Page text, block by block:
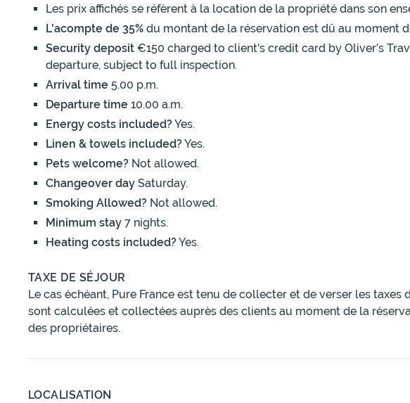
Les prix affichés se réfèrent à la location de la propriété dans son
L'acompte de 35% du montant de la réservation est dû au moment
Security deposit €150 charged to client's credit card by Oliver’s
departure, subject to full inspection.
Arrival time 5.00 p.m.
Departure time 10.00 a.m.
Energy costs included?Yes.
Linen & towels included?Yes.
Pets welcome? Not allowed.
Changeover day Saturday.
Smoking Allowed? Not allowed.
Minimum stay 7 nights.
Heating costs included?Yes.
TAXE DE SÉJOUR
Le cas échéant, Pure France est tenu de collecter et de verser les
sont calculées et collectées auprès des clients au moment de la
des propriétaires.
LOCALISATION